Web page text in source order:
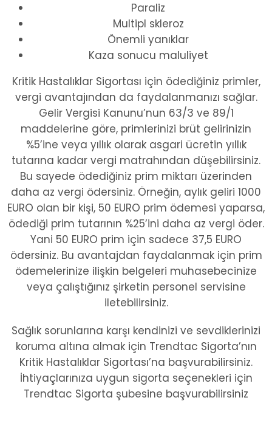
Paraliz
Multipl skleroz
Önemli yanıklar
Kaza sonucu maluliyet
Kritik Hastalıklar Sigortası için ödediğiniz primler,
vergi avantajından da faydalanmanızı sağlar.
Gelir Vergisi Kanunu’nun 63/3 ve 89/1
maddelerine göre, primlerinizi brüt gelirinizin
%5’ine veya yıllık olarak asgari ücretin yıllık
tutarına kadar vergi matrahından düşebilirsiniz.
Bu sayede ödediğiniz prim miktarı üzerinden
daha az vergi ödersiniz. Örneğin, aylık geliri 1000
EURO olan bir kişi, 50 EURO prim ödemesi yaparsa,
ödediği prim tutarının %25’ini daha az vergi öder.
Yani 50 EURO prim için sadece 37,5 EURO
ödersiniz. Bu avantajdan faydalanmak için prim
ödemelerinize ilişkin belgeleri muhasebecinize
veya çalıştığınız şirketin personel servisine
iletebilirsiniz.
Sağlık sorunlarına karşı kendinizi ve sevdiklerinizi
koruma altına almak için Trendtac Sigorta’nın
Kritik Hastalıklar Sigortası’na başvurabilirsiniz.
İhtiyaçlarınıza uygun sigorta seçenekleri için
Trendtac Sigorta şubesine başvurabilirsiniz